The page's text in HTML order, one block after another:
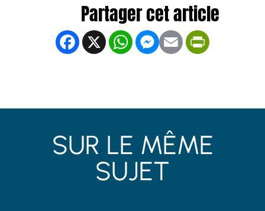
Facebook
X WhatsApp
Messenger
Email
SUR LE MÊME
SUJET